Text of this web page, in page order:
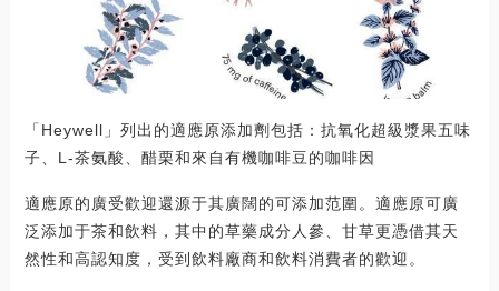
「Heywell」列出的適應原添加劑包括：抗氧化超級漿果五味
子、L-茶氨酸、醋栗和來自有機咖啡豆的咖啡因
適應原的廣受歡迎還源于其廣闊的可添加范圍。適應原可廣
泛添加于茶和飲料，其中的草藥成分人參、甘草更憑借其天
然性和高認知度，受到飲料廠商和飲料消費者的歡迎。